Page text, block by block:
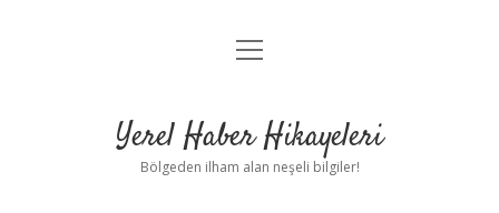
Anasayfa
Yasal Uyarı
menüyü
Yerel Haber Hikayeleri
Bölgeden ilham alan neşeli bilgiler!